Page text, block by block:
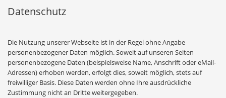
Datenschutz
Die Nutzung unserer Webseite ist in der Regel ohne Angabe
personenbezogener Daten möglich. Soweit auf unseren Seiten
personenbezogene Daten (beispielsweise Name, Anschrift oder eMail-
Adressen) erhoben werden, erfolgt dies, soweit möglich, stets auf
freiwilliger Basis. Diese Daten werden ohne Ihre ausdrückliche
Zustimmung nicht an Dritte weitergegeben.